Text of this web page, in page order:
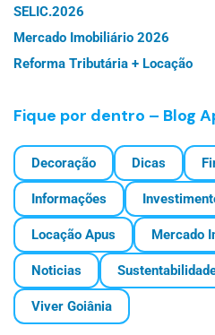
SELIC.2026
Mercado Imobiliário 2026
Reforma Tributária + Locação
Fique por dentro – Blog
Decoração Dicas
Informações
Locação Apus Mercado
Noticias
Viver Goiânia